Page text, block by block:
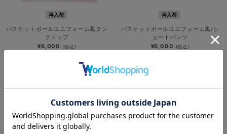
再入荷
バスケットボールユニフォーム風タン
クトップ
¥6,000 (税込)
再入荷
バスケットボールユニフォーム風/シ
ョートパンツ
¥6,000 (税込)